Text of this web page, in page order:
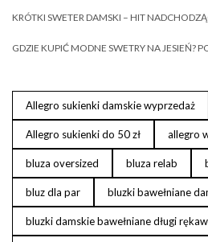
KRÓTKI SWETER DAMSKI – HIT
GDZIE KUPIĆ MODNE SWETRY NA JESIEŃ?
Allegro sukienki damskie wyprzedaż
Allegro sukienki do 50 zł allegro
bluza oversized bluza relab
bluz dla par bluzki bawełniane
bluzki damskie bawełniane długi rękaw